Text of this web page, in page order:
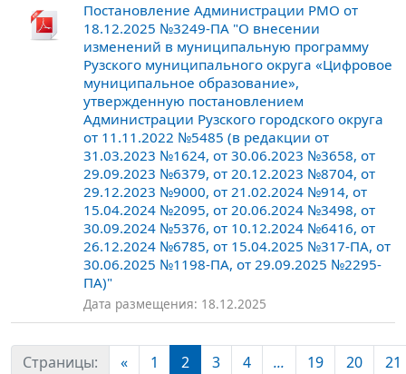
Постановление Администрации РМО от
18.12.2025 №3249-ПА "О внесении
изменений в муниципальную программу
Рузского муниципального округа «Цифровое
муниципальное образование»,
утвержденную постановлением
Администрации Рузского городского округа
от 11.11.2022 №5485 (в редакции от
31.03.2023 №1624, от 30.06.2023 №3658, от
29.09.2023 №6379, от 20.12.2023 №8704, от
29.12.2023 №9000, от 21.02.2024 №914, от
15.04.2024 №2095, от 20.06.2024 №3498, от
30.09.2024 №5376, от 10.12.2024 №6416, от
26.12.2024 №6785, от 15.04.2025 №317-ПА, от
30.06.2025 №1198-ПА, от 29.09.2025 №2295-
ПА)"
Дата размещения: 18.12.2025
Страницы: « 1 2 3 4 ... 19 20 21